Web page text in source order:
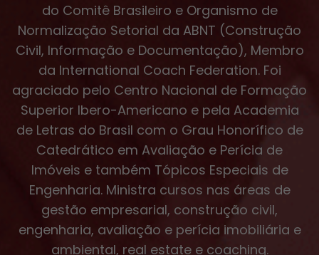
do Comitê Brasileiro e Organismo de
Normalização Setorial da ABNT (Construção
Civil, Informação e Documentação), Membro
da International Coach Federation. Foi
agraciado pelo Centro Nacional de Formação
Superior Ibero-Americano e pela Academia
de Letras do Brasil com o Grau Honorífico de
Catedrático em Avaliação e Perícia de
Imóveis e também Tópicos Especiais de
Engenharia. Ministra cursos nas áreas de
gestão empresarial, construção civil,
engenharia, avaliação e perícia imobiliária e
ambiental, real estate e coaching.